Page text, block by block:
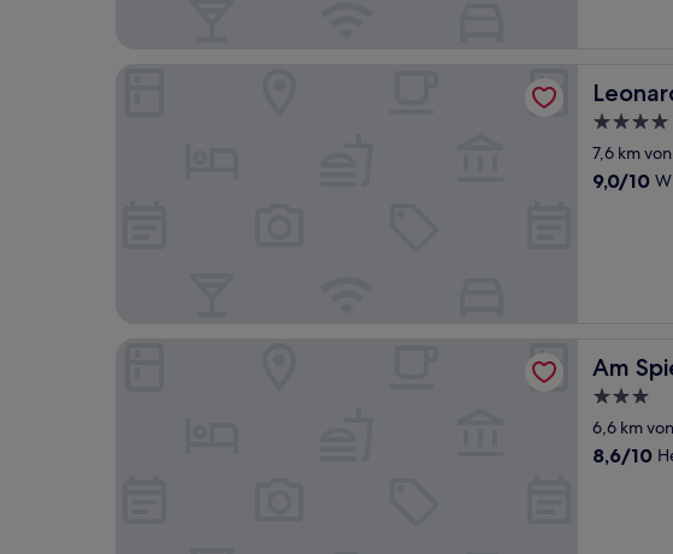
4.0-
Sterne-
7,6 km
9.0
9,0/10
Am
Am
3.0-
Sterne-
6,6 km
8.6
8,6/10